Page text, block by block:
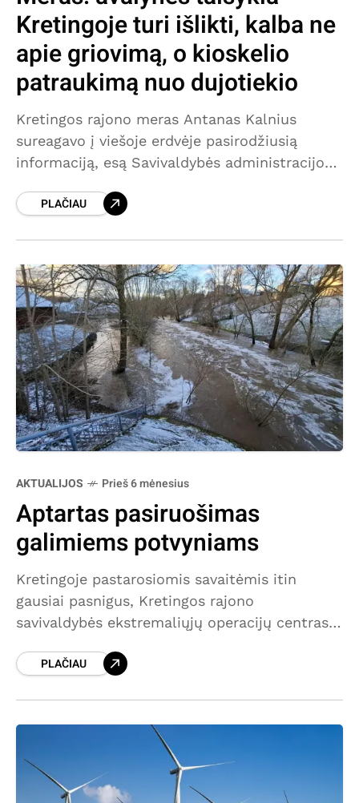
Kretingoje turi išlikti, kalba ne
apie griovimą, o kioskelio
patraukimą nuo dujotiekio
Kretingos rajono meras Antanas Kalnius
sureagavo į viešoje erdvėje pasirodžiusią
informaciją, esą Savivaldybės administracijos
nugriauti Savanorių g. 52 esantį avalynės
PLAČIAU
AKTUALIJOS Prieš 6 mėnesius
Aptartas pasiruošimas
galimiems potvyniams
Kretingoje pastarosiomis savaitėmis itin
gausiai pasnigus, Kretingos rajono
savivaldybės ekstremaliųjų operacijų centras
aptarti pasiruošimą galimiems potvyniams.
PLAČIAU